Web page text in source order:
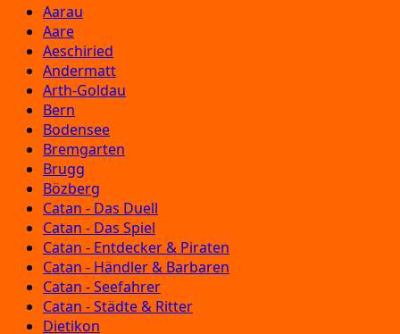
Aarau
Aare
Aeschiried
Andermatt
Arth-Goldau
Bern
Bodensee
Bremgarten
Brugg
Bözberg
Catan - Das Duell
Catan - Das Spiel
Catan - Entdecker & Piraten
Catan - Händler & Barbaren
Catan - Seefahrer
Catan - Städte & Ritter
Dietikon